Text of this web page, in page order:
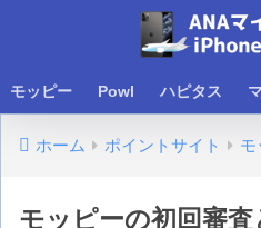
モッピー Powl ハピタス
ホーム ポイントサイト モ
モッピーの初回審